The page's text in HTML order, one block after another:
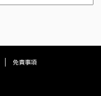
免責事項